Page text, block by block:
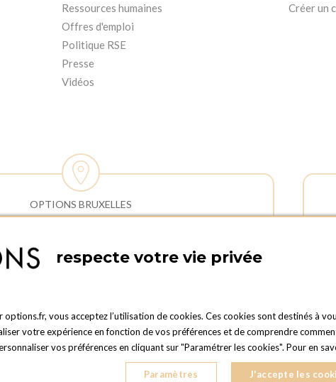
Ressources humaines
Offres d'emploi
Politique RSE
Presse
Vidéos
Créer un
OPTIONS BRUXELLES
40
Commercial :
Horaires d'ouverture pour les
enlèvements et retours des commandes :
Lundi au vendredi : 08:30h à 17:30h
Samedi : 08:30h à 13:00h
Dimanche : Fermé
respecte votre vie privée
vous acceptez l’utilisation de cookies. Ces cookies sont destinés à
votre expérience en fonction de vos préférences et de comprendre
vos préférences en cliquant sur "Paramétrer les cookies". Pour en
Paramètres J'accepte les